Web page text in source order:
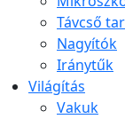
Távcső
Nagyítók
Iránytűk
Világítás
Vakuk